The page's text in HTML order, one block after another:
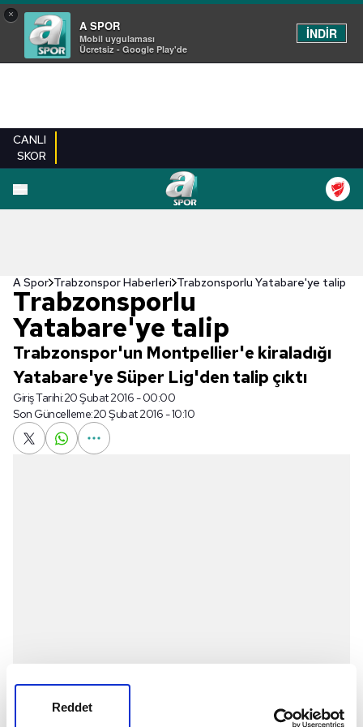
Reddet
×
A SPOR
Mobil uygulaması
Ücretsiz - Google Play'de
İNDİR
CANLI
SKOR
A Spor Trabzonspor Haberleri Trabzonsporlu Yatabare'ye talip
Trabzonsporlu
Yatabare'ye talip
Trabzonspor'un Montpellier'e kiraladığı
Yatabare'ye Süper Lig'den talip çıktı
Giriş Tarihi:20 Şubat 2016 - 00:00
Son Güncelleme:20 Şubat 2016 - 10:10